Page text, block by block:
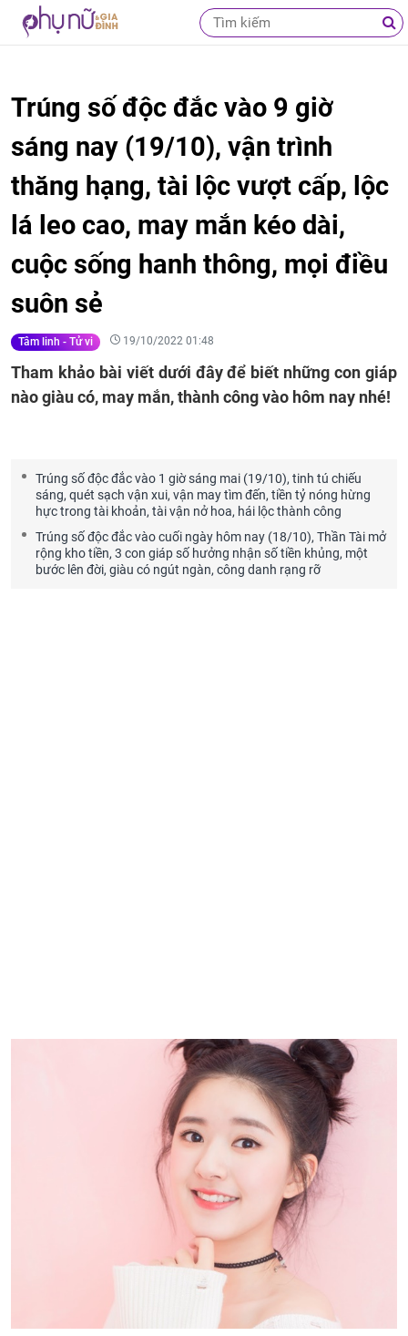
Trúng số độc đắc vào 9 giờ
sáng nay (19/10), vận trình
thăng hạng, tài lộc vượt cấp, lộc
lá leo cao, may mắn kéo dài,
cuộc sống hanh thông, mọi điều
suôn sẻ
Tâm linh - Tử vi 19/10/2022 01:48
Tham khảo bài viết dưới đây để biết những con giáp
nào giàu có, may mắn, thành công vào hôm nay nhé!
Trúng số độc đắc vào 1 giờ sáng mai (19/10), tinh tú chiếu
sáng, quét sạch vận xui, vận may tìm đến, tiền tỷ nóng hừng
hực trong tài khoản, tài vận nở hoa, hái lộc thành công
Trúng số độc đắc vào cuối ngày hôm nay (18/10), Thần Tài mở
rộng kho tiền, 3 con giáp số hưởng nhận số tiền khủng, một
bước lên đời, giàu có ngút ngàn, công danh rạng rỡ